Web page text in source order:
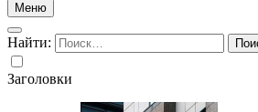
Меню
Найти:
Заголовки